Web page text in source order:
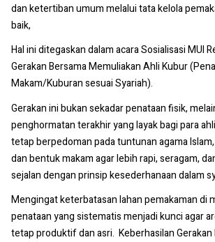
dan ketertiban umum melalui tata kelola
baik,
Hal ini ditegaskan dalam acara Sosialisasi MUI
Gerakan Bersama Memuliakan Ahli Kubur
Makam/Kuburan sesuai Syariah). ‎ ‎
Gerakan ini bukan sekadar penataan fisik,
penghormatan terakhir yang layak bagi para
tetap berpedoman pada tuntunan agama
dan bentuk makam agar lebih rapi, seragam,
sejalan dengan prinsip kesederhanaan dalam
Mengingat keterbatasan lahan pemakaman di
penataan yang sistematis menjadi kunci agar
tetap produktif dan asri. ‎ ‎Keberhasilan Gerakan